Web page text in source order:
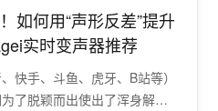
如何用“声形反差”提升
实时变声器推荐
快手、斗鱼、虎牙、B站等）
了脱颖而出使出了浑身解